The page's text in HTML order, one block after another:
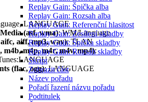
Replay Gain: Špička alba
Replay Gain: Rozsah alba
Replay Gain: Referenční hlasitost
Replay Gain: Zesílení skladby
Replay Gain: Špička skladby
Replay Gain: Rozsah skladby
Skript
Zobrazit část
Název pořadu
Pořadí řazení názvu pořadu
Podtitulek
LANGUAGE
(asf, wma): WM/Language
aiff, mp3, wav): TLAN
m4b, m4p, m4r, m4v, mp4):
(flac, ogg): LANGUAGE